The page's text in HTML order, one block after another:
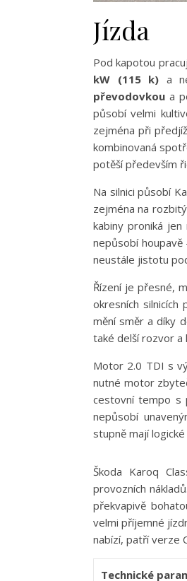
Jízda
Pod kapotou
kW (115 k) a
převodovkou a
působí velmi
zejména při
kombinovaná
potěší především
Na silnici působí
zejména na
kabiny proniká jen
nepůsobí houpavě
neustále jistotu
Řízení je přesné,
okresních
mění směr a díky
také delší rozvor a
Motor 2.0 TDI s
nutné motor
cestovní tempo s
nepůsobí
stupně mají
Škoda Karoq
provozních
překvapivě
velmi příjemné
nabízí, patří verze
Technické